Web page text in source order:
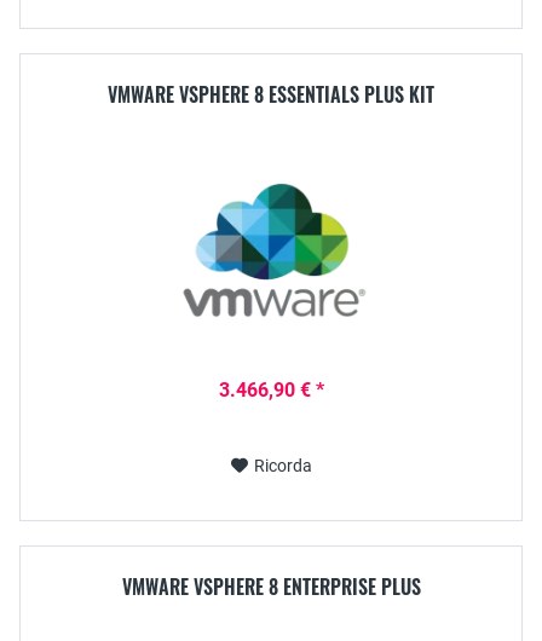
VMWARE VSPHERE 8 ESSENTIALS PLUS KIT
3.466,90 € *
Ricorda
VMWARE VSPHERE 8 ENTERPRISE PLUS